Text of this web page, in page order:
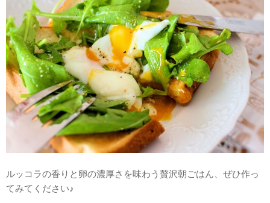
ルッコラの香りと卵の濃厚さを味わう贅沢朝ごはん、ぜひ作っ
てみてください♪